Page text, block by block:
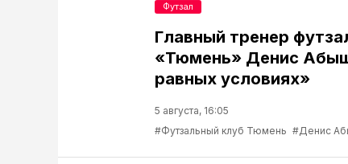
Главный тренер
«Тюмень» Денис
равных условиях»
5 августа, 16:05
#Футзальный клуб Тюмень #Денис
Футзал